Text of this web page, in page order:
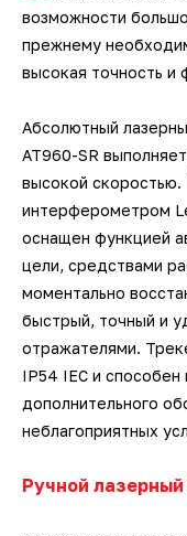
возможности
прежнему
высокая точность и
Абсолютный
AT960-SR
высокой
интерферометром
оснащен функцией
цели, средствами
моментально
быстрый, точный и
отражателями.
IP54 IEC и способен
дополнительного
неблагоприятных
Ручной